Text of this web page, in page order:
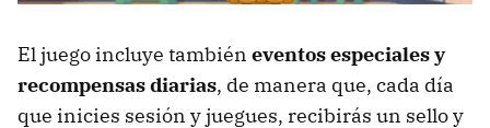
El juego incluye también eventos especiales y
recompensas diarias, de manera que, cada día
que inicies sesión y juegues, recibirás un sello y